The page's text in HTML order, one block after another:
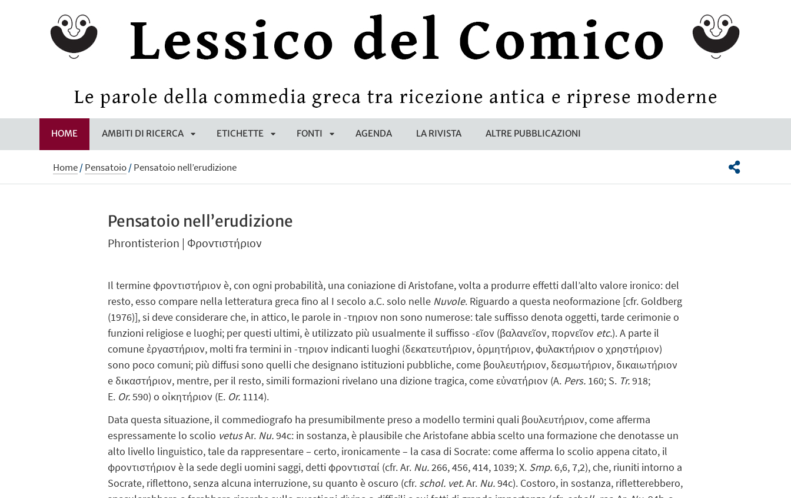
HOME AMBITI DI RICERCA
APRI
ETICHETTE FONTI AGENDA LA RIVISTA ALTRE PUBBLICAZIONI
Home/Pensatoio/Pensatoio nell’erudizione
Pensatoio nell’erudizione
Phrontisterion | Φροντιστήριον
Il termine φροντιστήριον è, con ogni probabilità, una coniazione di Aristofane, volta a produrre effetti dall’alto valore ironico: del
resto, esso compare nella letteratura greca fino al I secolo a.C. solo nelle Nuvole. Riguardo a questa neoformazione [cfr. Goldberg
(1976)], si deve considerare che, in attico, le parole in -τηριον non sono numerose: tale suffisso denota oggetti, tarde cerimonie o
funzioni religiose e luoghi; per questi ultimi, è utilizzato più usualmente il suffisso -εῖον (βαλανεῖον, πορνεῖον etc.). A parte il
comune ἐργαστήριον, molti fra termini in -τηριον indicanti luoghi (δεκατευτήριον, ὁρμητήριον, φυλακτήριον o χρηστήριον)
sono poco comuni; più diffusi sono quelli che designano istituzioni pubbliche, come βουλευτήριον, δεσμωτήριον, δικαιωτήριον
e δικαστήριον, mentre, per il resto, simili formazioni rivelano una dizione tragica, come εὐνατήριον (A. Pers. 160; S. Tr.918;
E. Or.590) o οἰκητήριον (E. Or. 1114).
Data questa situazione, il commediografo ha presumibilmente preso a modello termini quali βουλευτήριον, come afferma
espressamente lo scolio vetusAr. Nu.94c: in sostanza, è plausibile che Aristofane abbia scelto una formazione che denotasse un
alto livello linguistico, tale da rappresentare – certo, ironicamente – la casa di Socrate: come afferma lo scolio appena citato, il
φροντιστήριον è la sede degli uomini saggi, detti φροντισταί (cfr. Ar. Nu.266, 456, 414, 1039; X. Smp.6,6, 7,2), che, riuniti intorno a
Socrate, riflettono, senza alcuna interruzione, su quanto è oscuro (cfr. schol. vet.Ar. Nu.94c). Costoro, in sostanza, rifletterebbero,